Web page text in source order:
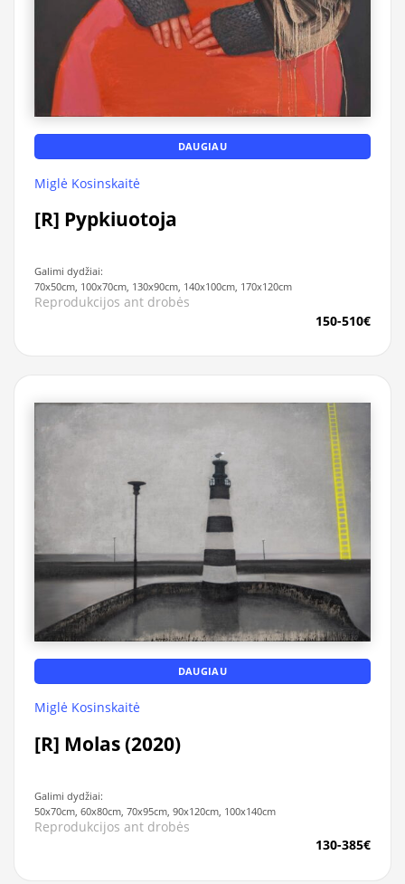
DAUGIAU
Miglė Kosinskaitė
[R] Pypkiuotoja
Galimi dydžiai:
70x50cm, 100x70cm, 130x90cm, 140x100cm, 170x120cm
Reprodukcijos ant drobės
150-510€
DAUGIAU
Miglė Kosinskaitė
[R] Molas (2020)
Galimi dydžiai:
50x70cm, 60x80cm, 70x95cm, 90x120cm, 100x140cm
Reprodukcijos ant drobės
130-385€